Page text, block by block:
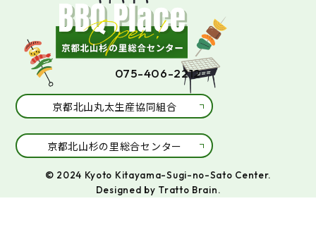
075-406-2212
京都北山丸太生産協同組合
京都北山杉の里総合センター
© 2024 Kyoto Kitayama-Sugi-no-Sato Center.
Designed by Tratto Brain.